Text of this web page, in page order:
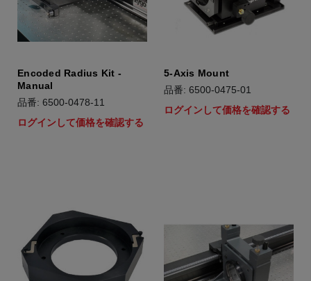
Encoded Radius Kit -
Manual
品番: 6500-0478-11
ログインして価格を確認する
5-Axis Mount
品番: 6500-0475-01
ログインして価格を確認する